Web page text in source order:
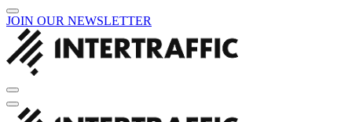
JOIN OUR NEWSLETTER